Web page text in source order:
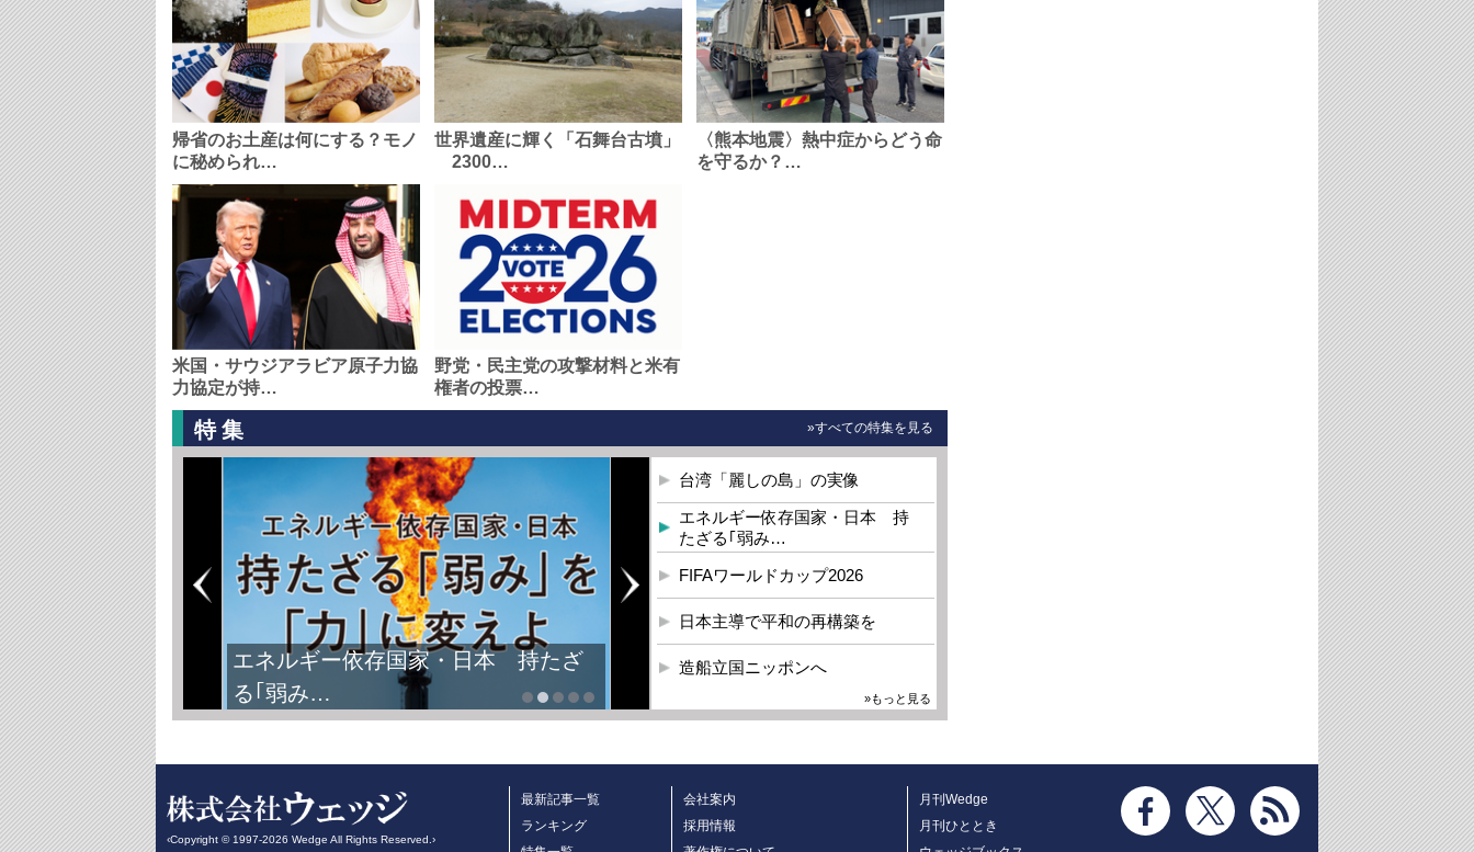
帰省のお土産は何にする？モノ
に秘められ…
世界遺産に輝く「石舞台古墳」
2300…
〈熊本地震〉熱中症からどう命
を守るか？…
米国・サウジアラビア原子力協
力協定が持…
野党・民主党の攻撃材料と米有
権者の投票…
特集 »すべての特集を見る
FIFAワールドカップ2026
台湾「麗しの島」の実像
エネルギー依存国家・日本 持
たざる｢弱み…
FIFAワールドカップ2026
日本主導で平和の再構築を
造船立国ニッポンへ
»もっと見る
‹Copyright © 1997-2026 Wedge All Rights Reserved.›
最新記事一覧
ランキング
会社案内
採用情報
月刊Wedge
月刊ひととき